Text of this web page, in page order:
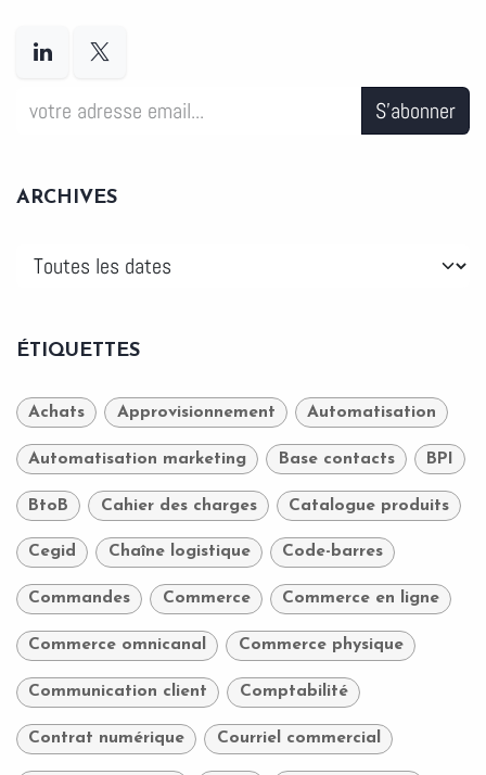
S'abonner
ARCHIVES
ÉTIQUETTES
Achats Approvisionnement Automatisation
Automatisation marketing Base contacts BPI
BtoB Cahier des charges Catalogue produits
Cegid Chaîne logistique Code-barres
Commandes Commerce Commerce en ligne
Commerce omnicanal Commerce physique
Communication client Comptabilité
Contrat numérique Courriel commercial